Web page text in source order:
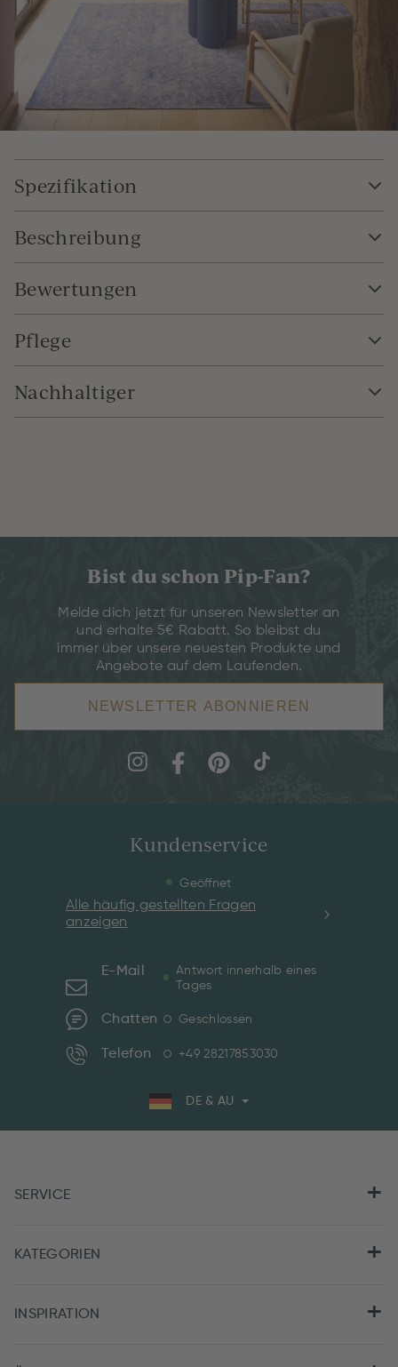
Spezifikation
Beschreibung
Bewertungen
Pflege
Nachhaltiger
Bist du schon Pip-Fan?
Melde dich jetzt für unseren Newsletter an
und erhalte 5€ Rabatt. So bleibst du
immer über unsere neuesten Produkte und
Angebote auf dem Laufenden.
NEWSLETTER ABONNIEREN
Kundenservice
Geöffnet
Alle häufig gestellten Fragen
anzeigen
E-Mail
Antwort innerhalb eines
Tages
Chatten Geschlossen
Telefon +49 28217853030
DE & AU
SERVICE
KATEGORIEN
INSPIRATION